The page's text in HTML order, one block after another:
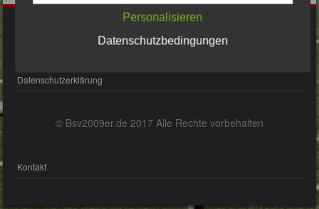
Datenschutzerklärung
© Bsv2009er.de 2017 Alle Rechte vorbehalten
Kontakt
Personalisieren
Datenschutzbedingungen